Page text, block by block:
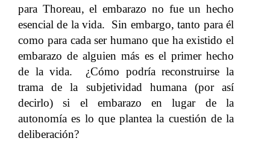
para Thoreau, el embarazo no fue un hecho
esencial de la vida. Sin embargo, tanto para él
como para cada ser humano que ha existido el
embarazo de alguien más es el primer hecho
de la vida. ¿Cómo podría reconstruirse la
trama de la subjetividad humana (por así
decirlo) si el embarazo en lugar de la
autonomía es lo que plantea la cuestión de la
deliberación?